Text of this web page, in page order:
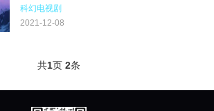
科幻电视剧
2021-12-08
共1页 2条